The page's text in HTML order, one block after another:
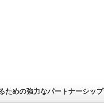
ための強力なパートナーシップ